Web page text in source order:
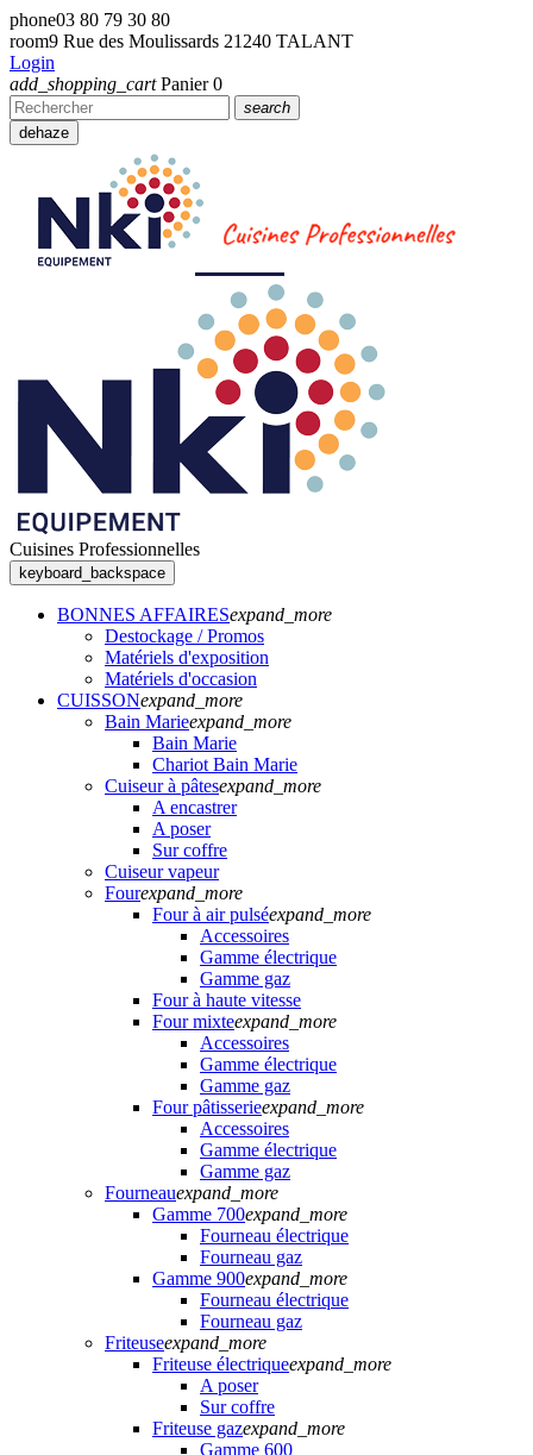
phone03 80 79 30 80
room9 Rue des Moulissards 21240 TALANT
Login
add_shopping_cart Panier 0
search
dehaze
Cuisines Professionnelles
keyboard_backspace
BONNES AFFAIRESexpand_more
Destockage / Promos
Matériels d'exposition
Matériels d'occasion
CUISSONexpand_more
Bain Marieexpand_more
Bain Marie
Chariot Bain Marie
Cuiseur à pâtesexpand_more
A encastrer
A poser
Sur coffre
Cuiseur vapeur
Fourexpand_more
Four à air pulséexpand_more
Accessoires
Gamme électrique
Gamme gaz
Four à haute vitesse
Four mixteexpand_more
Accessoires
Gamme électrique
Gamme gaz
Four pâtisserieexpand_more
Accessoires
Gamme électrique
Gamme gaz
Fourneauexpand_more
Gamme 700expand_more
Fourneau électrique
Fourneau gaz
Gamme 900expand_more
Fourneau électrique
Fourneau gaz
Friteuseexpand_more
Friteuse électriqueexpand_more
A poser
Sur coffre
Friteuse gazexpand_more
Gamme 600